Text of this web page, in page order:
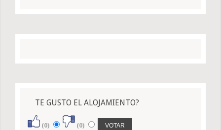
TE GUSTO EL ALOJAMIENTO?
(0) (0)